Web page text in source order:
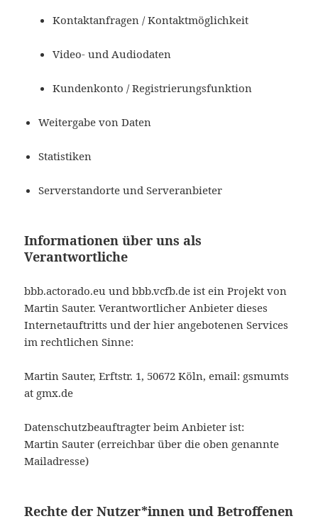
Kontaktanfragen / Kontaktmöglichkeit
Video- und Audiodaten
Kundenkonto / Registrierungsfunktion
Weitergabe von Daten
Statistiken
Serverstandorte und Serveranbieter
Informationen über uns als
Verantwortliche
bbb.actorado.eu und bbb.vcfb.deist ein Projekt von
Martin Sauter.Verantwortlicher Anbieter dieses
Internetauftritts und der hier angebotenen Services
im rechtlichen Sinne:
Martin Sauter, Erftstr. 1, 50672 Köln, email: gsmumts
at gmx.de
Datenschutzbeauftragter beim Anbieter ist:
Martin Sauter(erreichbar über die oben genannte
Mailadresse)
Rechte der Nutzer*innen und Betroffenen